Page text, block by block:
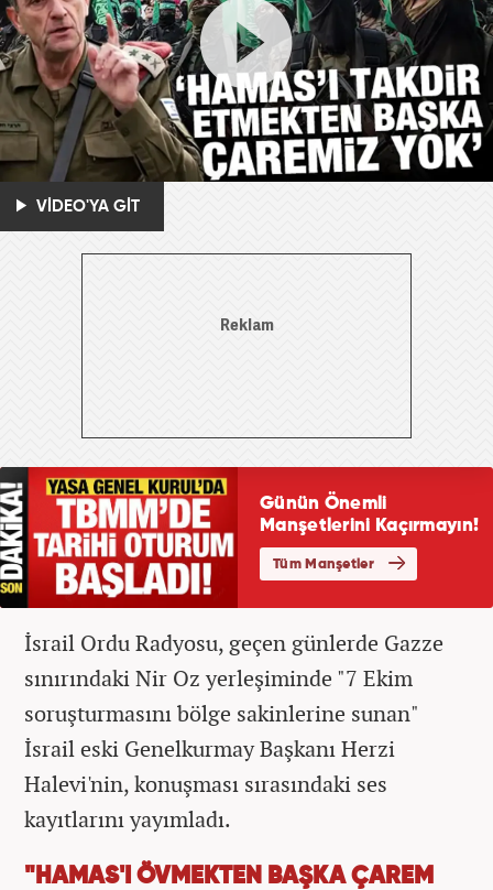
VİDEO'YA GİT
İsrail Ordu Radyosu, geçen günlerde Gazze
sınırındaki Nir Oz yerleşiminde "7 Ekim
soruşturmasını bölge sakinlerine sunan"
İsrail eski Genelkurmay Başkanı Herzi
Halevi'nin, konuşması sırasındaki ses
kayıtlarını yayımladı.
"HAMAS'I ÖVMEKTEN BAŞKA ÇAREM